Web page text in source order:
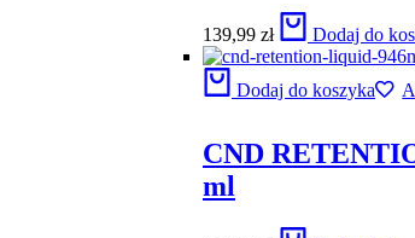
139,99 zł Dodaj do
Dodaj do koszyka
CND
ml